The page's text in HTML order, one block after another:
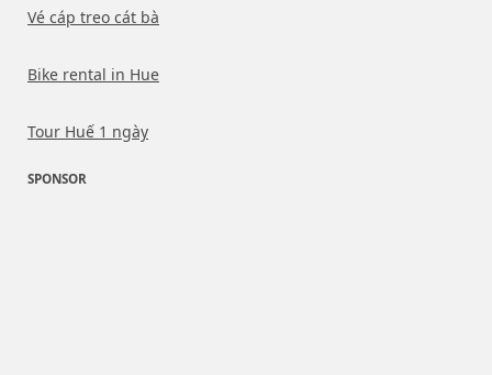
Vé cáp treo cát bà
Bike rental in Hue
Tour Huế 1 ngày
SPONSOR